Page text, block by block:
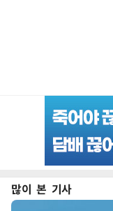
많이 본 기사